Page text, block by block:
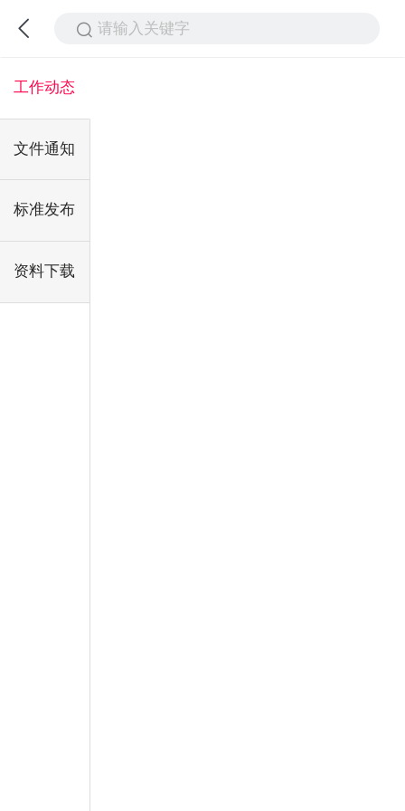
请输入关键字
工作动态
文件通知
标准发布
资料下载